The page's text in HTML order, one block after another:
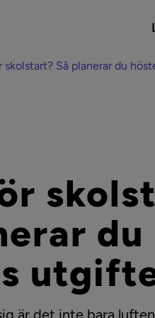
skolstart? Så planerar du
du